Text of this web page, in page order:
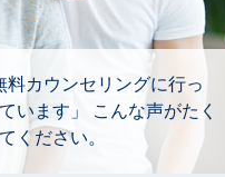
料カウンセリングに行っ
います」 こんな声がたく
ください。